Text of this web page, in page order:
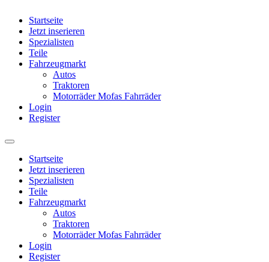
Startseite
Jetzt inserieren
Spezialisten
Teile
Fahrzeugmarkt
Autos
Traktoren
Motorräder Mofas Fahrräder
Login
Register
Startseite
Jetzt inserieren
Spezialisten
Teile
Fahrzeugmarkt
Autos
Traktoren
Motorräder Mofas Fahrräder
Login
Register